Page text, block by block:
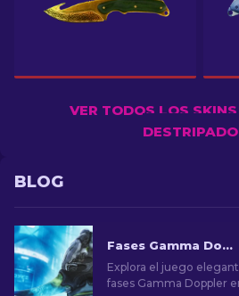
VER TODOS LOS
BLOG
Fases Gamma Doppler en CS2
Explora el juego
fases Gamma Doppler